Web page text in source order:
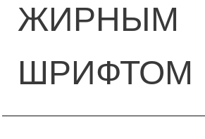
ЖИРНЫМ
ШРИФТОМ